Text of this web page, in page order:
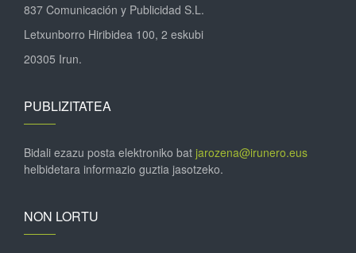
837 Comunicación y Publicidad S.L.
Letxunborro Hiribidea 100, 2 eskubi
20305 Irun.
PUBLIZITATEA
Bidali ezazu posta elektroniko bat jarozena@irunero.eus
helbidetara informazio guztia jasotzeko.
NON LORTU